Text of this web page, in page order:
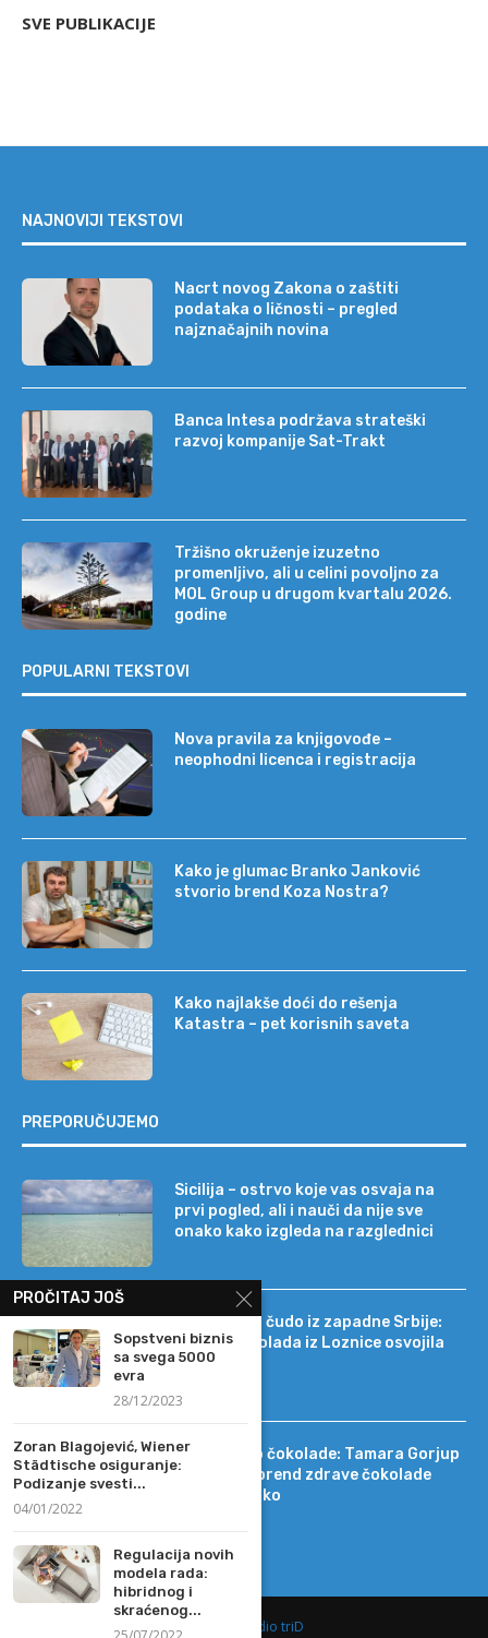
SVE PUBLIKACIJE
NAJNOVIJI TEKSTOVI
Nacrt novog Zakona o zaštiti
podataka o ličnosti – pregled
najznačajnih novina
Banca Intesa podržava strateški
razvoj kompanije Sat-Trakt
Tržišno okruženje izuzetno
promenljivo, ali u celini povoljno za
MOL Group u drugom kvartalu 2026.
godine
POPULARNI TEKSTOVI
Nova pravila za knjigovođe –
neophodni licenca i registracija
Kako je glumac Branko Janković
stvorio brend Koza Nostra?
Kako najlakše doći do rešenja
Katastra – pet korisnih saveta
PREPORUČUJEMO
Sicilija – ostrvo koje vas osvaja na
prvi pogled, ali i nauči da nije sve
onako kako izgleda na razglednici
Tehnološko čudo iz zapadne Srbije:
kako je čokolada iz Loznice osvojila
22 tržišta
Od DIF-a do čokolade: Tamara Gorjup
pokrenula brend zdrave čokolade
Kapetan Koko
Studio triD
PROČITAJ JOŠ
Sopstveni biznis
sa svega 5000
evra
28/12/2023
Zoran Blagojević, Wiener
Städtische osiguranje:
Podizanje svesti...
04/01/2022
Regulacija novih
modela rada:
hibridnog i
skraćenog...